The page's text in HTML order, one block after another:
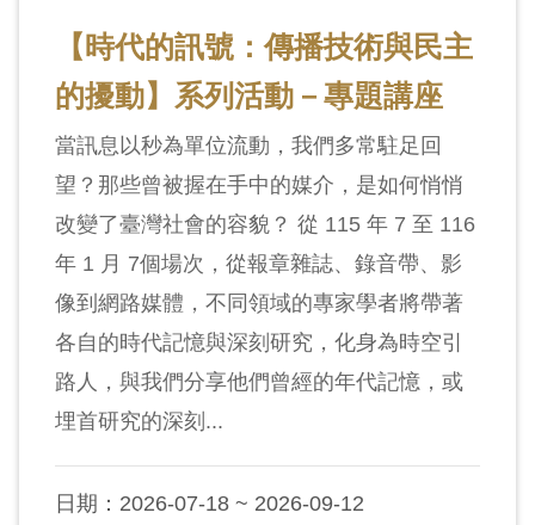
【時代的訊號：傳播技術與民主
的擾動】系列活動－專題講座
當訊息以秒為單位流動，我們多常駐足回
望？那些曾被握在手中的媒介，是如何悄悄
改變了臺灣社會的容貌？ 從 115 年 7 至 116
年 1 月 7個場次，從報章雜誌、錄音帶、影
像到網路媒體，不同領域的專家學者將帶著
各自的時代記憶與深刻研究，化身為時空引
路人，與我們分享他們曾經的年代記憶，或
埋首研究的深刻...
日期：2026-07-18 ~ 2026-09-12